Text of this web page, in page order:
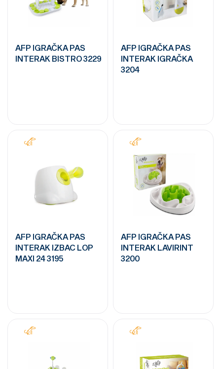
AFP IGRAČKA PAS
INTERAK BISTRO 3229
AFP IGRAČKA PAS
INTERAK IGRAČKA
3204
AFP IGRAČKA PAS
INTERAK IZBAC LOP
MAXI 24 3195
AFP IGRAČKA PAS
INTERAK LAVIRINT
3200